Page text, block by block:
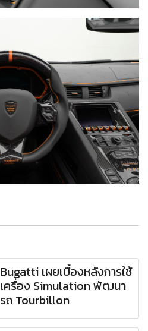
Bugatti เผยเบื้องหลังการใช้
เครื่อง Simulation พัฒนา
รถ Tourbillon